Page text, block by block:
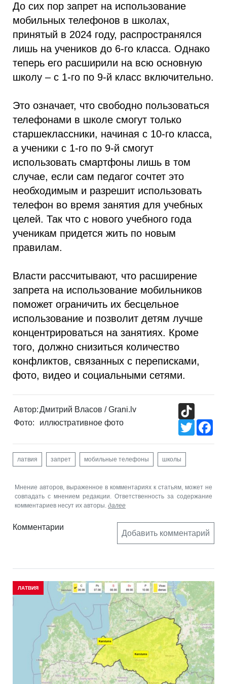
До сих пор запрет на использование
мобильных телефонов в школах,
принятый в 2024 году, распространялся
лишь на учеников до 6-го класса. Однако
теперь его расширили на всю основную
школу – с 1-го по 9-й класс включительно.
Это означает, что свободно пользоваться
телефонами в школе смогут только
старшеклассники, начиная с 10-го класса,
а ученики с 1-го по 9-й смогут
использовать смартфоны лишь в том
случае, если сам педагог сочтет это
необходимым и разрешит использовать
телефон во время занятия для учебных
целей. Так что с нового учебного года
ученикам придется жить по новым
правилам.
Власти рассчитывают, что расширение
запрета на использование мобильников
поможет ограничить их бесцельное
использование и позволит детям лучше
концентрироваться на занятиях. Кроме
того, должно снизиться количество
конфликтов, связанных с переписками,
фото, видео и социальными сетями.
Автор:Дмитрий Власов / Grani.lv
Фото:
иллюстративное фото
Twitter
латвия запрет мобильные телефоны школы
Мнение авторов, выраженное в комментариях к статьям, может не
совпадать с мнением редакции. Ответственность за содержание
комментариев несут их авторы. далее
Комментарии
Добавить комментарий
ЛАТВИЯ